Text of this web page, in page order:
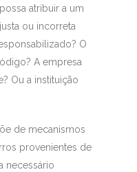
atribuir a um
ou incorreta
O
A empresa
Ou a instituição
de mecanismos
provenientes de
necessário